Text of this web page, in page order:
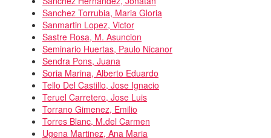
Sanchez Torrubia, Maria Gloria
Sanmartin Lopez, Victor
Sastre Rosa, M. Asuncion
Seminario Huertas, Paulo Nicanor
Sendra Pons, Juana
Soria Marina, Alberto Eduardo
Tello Del Castillo, Jose Ignacio
Teruel Carretero, Jose Luis
Torrano Gimenez, Emilio
Torres Blanc, M.del Carmen
Ugena Martinez, Ana Maria